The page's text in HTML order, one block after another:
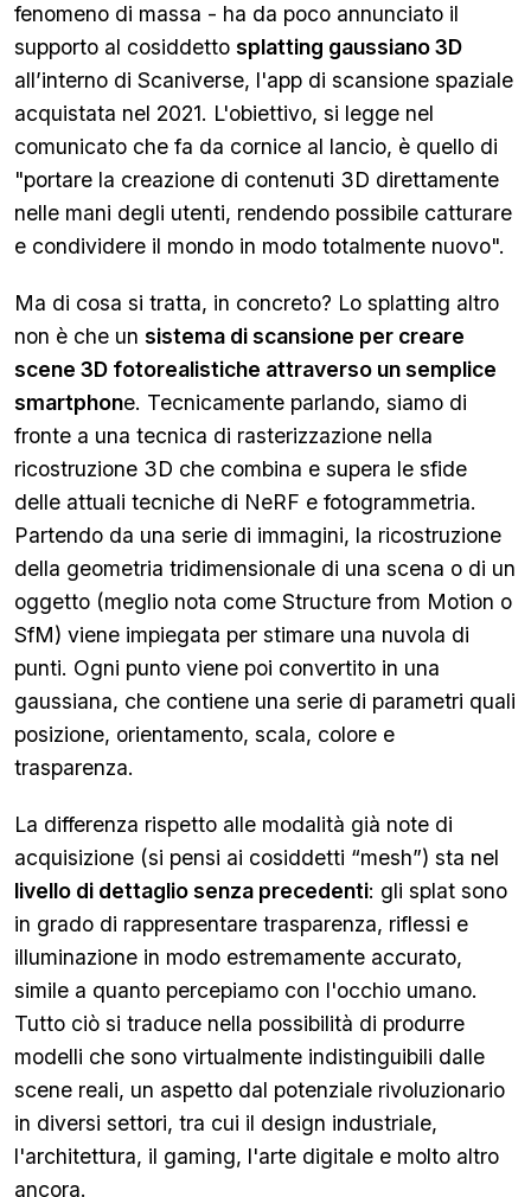
fenomeno di massa - ha da poco annunciato il
supporto al cosiddetto splatting gaussiano 3D
all’interno di Scaniverse, l'app di scansione spaziale
acquistata nel 2021. L'obiettivo, si legge nel
comunicato che fa da cornice al lancio, è quello di
"portare la creazione di contenuti 3D direttamente
nelle mani degli utenti, rendendo possibile catturare
e condividere il mondo in modo totalmente nuovo".
Ma di cosa si tratta, in concreto? Lo splatting altro
non è che un sistema di scansione per creare
scene 3D fotorealistiche attraverso un semplice
smartphone. Tecnicamente parlando, siamo di
fronte a una tecnica di rasterizzazione nella
ricostruzione 3D che combina e supera le sfide
delle attuali tecniche di NeRF e fotogrammetria.
Partendo da una serie di immagini, la ricostruzione
della geometria tridimensionale di una scena o di un
oggetto (meglio nota come Structure from Motion o
SfM) viene impiegata per stimare una nuvola di
punti. Ogni punto viene poi convertito in una
gaussiana, che contiene una serie di parametri quali
posizione, orientamento, scala, colore e
trasparenza.
La differenza rispetto alle modalità già note di
acquisizione (si pensi ai cosiddetti “mesh”) sta nel
livello di dettaglio senza precedenti: gli splat sono
in grado di rappresentare trasparenza, riflessi e
illuminazione in modo estremamente accurato,
simile a quanto percepiamo con l'occhio umano.
Tutto ciò si traduce nella possibilità di produrre
modelli che sono virtualmente indistinguibili dalle
scene reali, un aspetto dal potenziale rivoluzionario
in diversi settori, tra cui il design industriale,
l'architettura, il gaming, l'arte digitale e molto altro
ancora.